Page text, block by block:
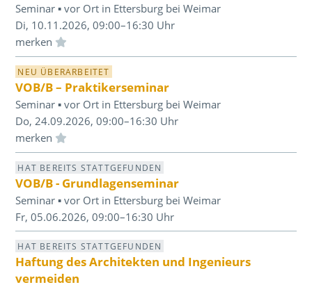
Seminar ▪ vor Ort in Ettersburg bei Weimar
Di, 10.11.2026, 09:00–16:30 Uhr
Einloggen und Merkliste benutzen
NEU ÜBERARBEITET
VOB/B – Praktikerseminar
Seminar ▪ vor Ort in Ettersburg bei Weimar
Do, 24.09.2026, 09:00–16:30 Uhr
Einloggen und Merkliste benutzen
HAT BEREITS STATTGEFUNDEN
VOB/B - Grundlagenseminar
Seminar ▪ vor Ort in Ettersburg bei Weimar
Fr, 05.06.2026, 09:00–16:30 Uhr
HAT BEREITS STATTGEFUNDEN
Haftung des Architekten und Ingenieurs
vermeiden